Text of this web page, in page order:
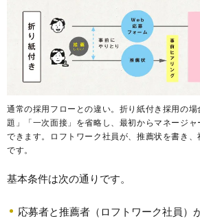
通常の採用フローとの違い。折り紙付き採用の
題」「一次面接」を省略し、最初からマネージ
できます。ロフトワーク社員が、推薦状を書き
です。
基本条件は次の通りです。
応募者と推薦者（ロフトワーク社員）